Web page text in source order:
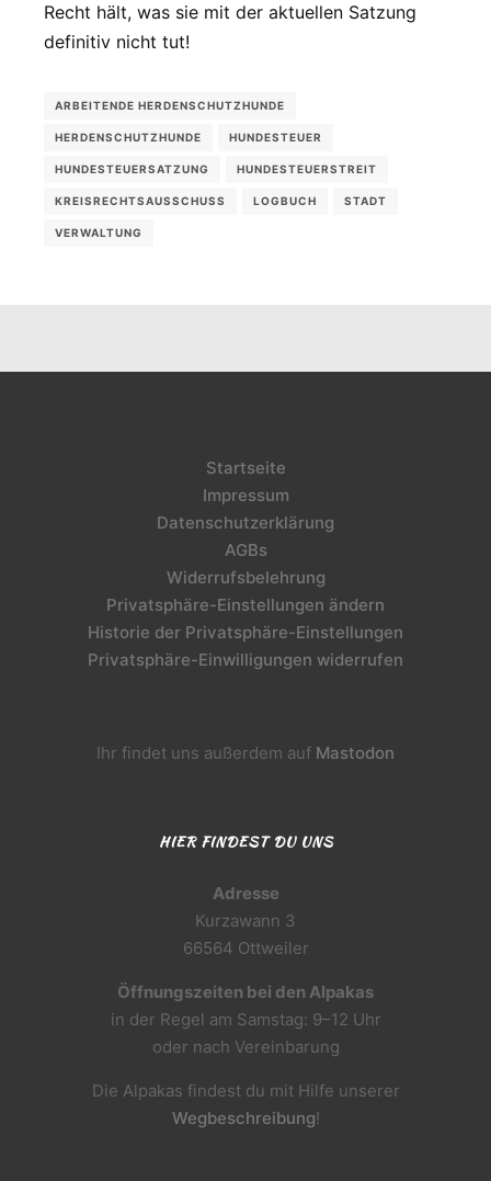
Recht hält, was sie mit der aktuellen Satzung
definitiv nicht tut!
ARBEITENDE HERDENSCHUTZHUNDE
HERDENSCHUTZHUNDE HUNDESTEUER
HUNDESTEUERSATZUNG HUNDESTEUERSTREIT
KREISRECHTSAUSSCHUSS LOGBUCH STADT
VERWALTUNG
Startseite
Impressum
Datenschutzerklärung
AGBs
Widerrufsbelehrung
Privatsphäre-Einstellungen ändern
Historie der Privatsphäre-Einstellungen
Privatsphäre-Einwilligungen widerrufen
Ihr findet uns außerdem auf Mastodon
HIER FINDEST DU UNS
Adresse
Kurzawann 3
66564 Ottweiler
Öffnungszeiten bei den Alpakas
in der Regel am Samstag: 9–12 Uhr
oder nach Vereinbarung
Die Alpakas findest du mit Hilfe unserer
Wegbeschreibung!